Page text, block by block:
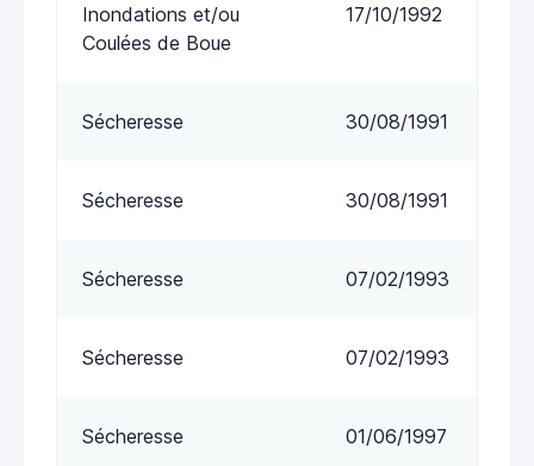
Inondations et/ou
Coulées de Boue
17/10/1992
Sécheresse 30/08/1991
Sécheresse 30/08/1991
Sécheresse 07/02/1993
Sécheresse 07/02/1993
Sécheresse 01/06/1997